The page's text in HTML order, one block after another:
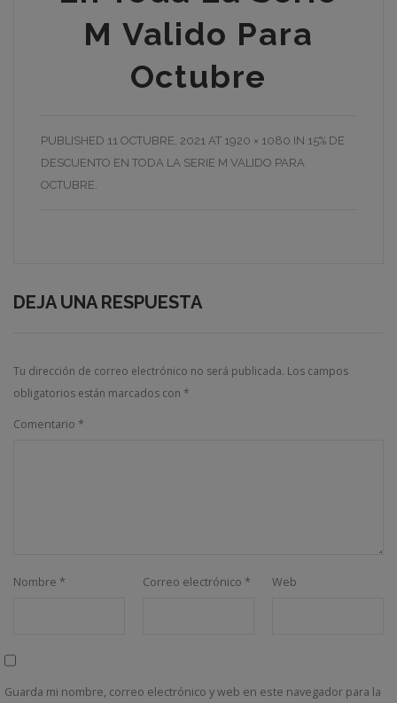
M Valido Para
Octubre
PUBLISHED 11 OCTUBRE, 2021 AT 1920 × 1080 IN 15% DE
DESCUENTO EN TODA LA SERIE M VALIDO PARA
OCTUBRE
DEJA UNA RESPUESTA
Tu dirección de correo electrónico no será publicada. Los campos
obligatorios están marcados con *
Comentario *
Nombre * Correo electrónico * Web
Guarda mi nombre, correo electrónico y web en este navegador para la